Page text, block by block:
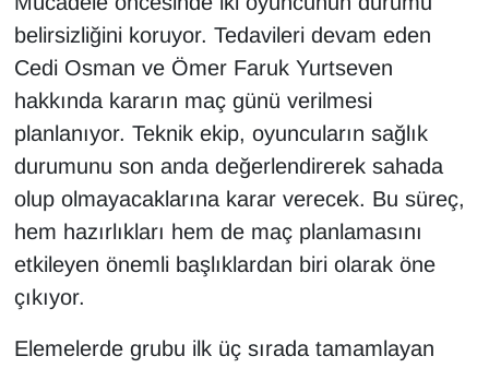
belirsizliğini koruyor. Tedavileri devam eden
Cedi Osman ve Ömer Faruk Yurtseven
hakkında kararın maç günü verilmesi
planlanıyor. Teknik ekip, oyuncuların sağlık
durumunu son anda değerlendirerek sahada
olup olmayacaklarına karar verecek. Bu süreç,
hem hazırlıkları hem de maç planlamasını
etkileyen önemli başlıklardan biri olarak öne
çıkıyor.
Elemelerde grubu ilk üç sırada tamamlayan